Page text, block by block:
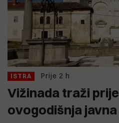
ISTRA Prije 2 h
Vižinada traži
ovogodišnja